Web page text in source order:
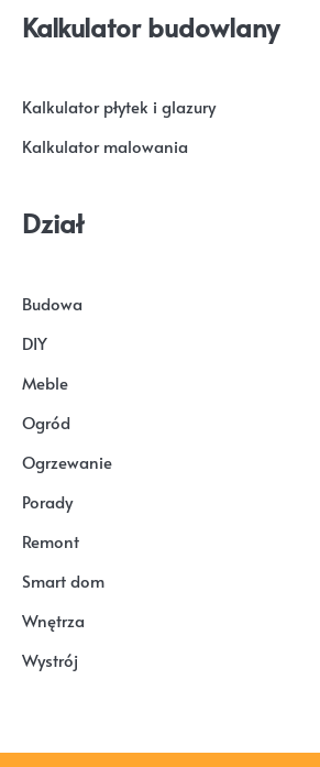
Kalkulator budowlany
Kalkulator płytek i glazury
Kalkulator malowania
Dział
Budowa
DIY
Meble
Ogród
Ogrzewanie
Porady
Remont
Smart dom
Wnętrza
Wystrój